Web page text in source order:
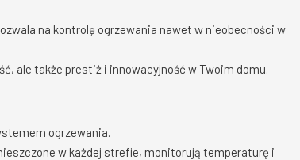
na kontrolę ogrzewania nawet w nieobecności w
ale także prestiż i innowacyjność w Twoim domu.
ogrzewania.
w każdej strefie, monitorują temperaturę i